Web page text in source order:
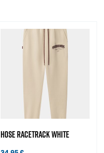
HOSE RACETRACK WHITE